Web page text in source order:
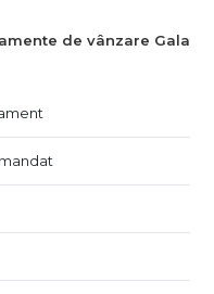
de vânzare Galati
de telefon afisate: